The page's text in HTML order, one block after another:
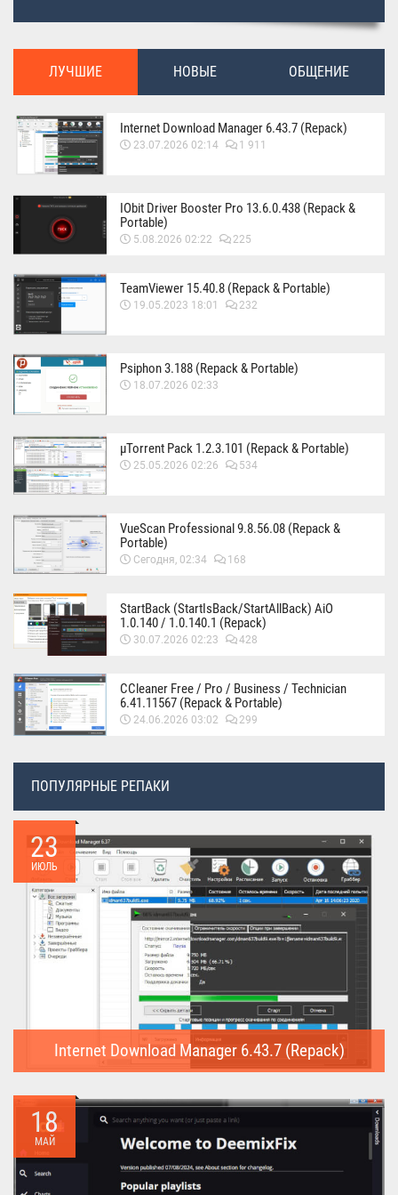
ЛУЧШИЕ НОВЫЕ ОБЩЕНИЕ
Internet Download Manager 6.43.7 (Repack)
23.07.2026 02:14 1 911
IObit Driver Booster Pro 13.6.0.438 (Repack &
Portable)
5.08.2026 02:22 225
TeamViewer 15.40.8 (Repack & Portable)
19.05.2023 18:01 232
Psiphon 3.188 (Repack & Portable)
18.07.2026 02:33
µTorrent Pack 1.2.3.101 (Repack & Portable)
25.05.2026 02:26 534
VueScan Professional 9.8.56.08 (Repack &
Portable)
Сегодня, 02:34 168
StartBack (StartIsBack/StartAllBack) AiO
1.0.140 / 1.0.140.1 (Repack)
30.07.2026 02:23 428
CCleaner Free / Pro / Business / Technician
6.41.11567 (Repack & Portable)
24.06.2026 03:02 299
ПОПУЛЯРНЫЕ РЕПАКИ
23
ИЮЛЬ
Internet Download Manager 6.43.7 (Repack)
предназначена для...
18
МАЙ